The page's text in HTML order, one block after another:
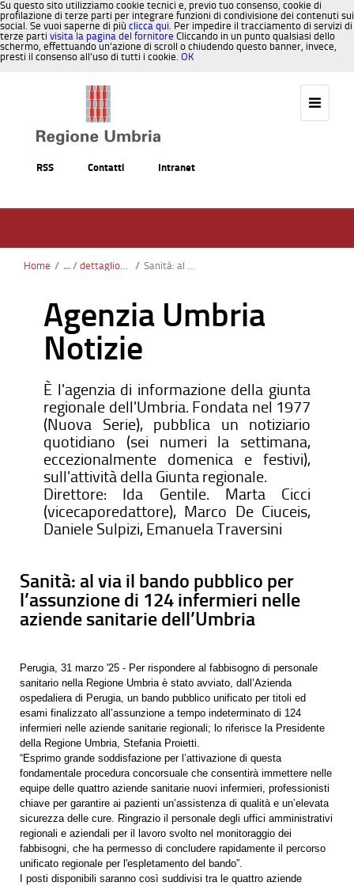
Su questo sito utilizziamo cookie tecnici e, previo tuo consenso, cookie di
profilazione di terze parti per integrare funzioni di condivisione dei contenuti sui
social. Se vuoi saperne di più clicca qui. Per impedire il tracciamento di servizi di
terze parti visita la pagina del fornitore Cliccando in un punto qualsiasi dello
schermo, effettuando un’azione di scroll o chiudendo questo banner, invece,
presti il consenso all’uso di tutti i cookie. OK
RSS Contatti Intranet
Home / dettaglionotizie / Sanità: al via il bando pubblico per l’assunzione di 124 infermieri nelle aziende sanitarie dell’Umbria
Agenzia Umbria
Notizie
È l'agenzia di informazione della giunta
regionale dell'Umbria. Fondata nel 1977
(Nuova Serie), pubblica un notiziario
quotidiano (sei numeri la settimana,
eccezionalmente domenica e festivi),
sull'attività della Giunta regionale.
Direttore: Ida Gentile. Marta Cicci
(vicecaporedattore), Marco De Ciuceis,
Daniele Sulpizi, Emanuela Traversini
Sanità: al via il bando pubblico per
l’assunzione di 124 infermieri nelle
aziende sanitarie dell’Umbria
Perugia, 31 marzo '25 - Per rispondere al fabbisogno di personale
sanitario nella Regione Umbria è stato avviato, dall’Azienda
ospedaliera di Perugia, un bando pubblico unificato per titoli ed
esami finalizzato all’assunzione a tempo indeterminato di 124
infermieri nelle aziende sanitarie regionali; lo riferisce la Presidente
della Regione Umbria, Stefania Proietti.
“Esprimo grande soddisfazione per l’attivazione di questa
fondamentale procedura concorsuale che consentirà immettere nelle
equipe delle quattro aziende sanitarie nuovi infermieri, professionisti
chiave per garantire ai pazienti un’assistenza di qualità e un’elevata
sicurezza delle cure. Ringrazio il personale degli uffici amministrativi
regionali e aziendali per il lavoro svolto nel monitoraggio dei
fabbisogni, che ha permesso di concludere rapidamente il percorso
unificato regionale per l'espletamento del bando”.
I posti disponibili saranno così suddivisi tra le quattro aziende